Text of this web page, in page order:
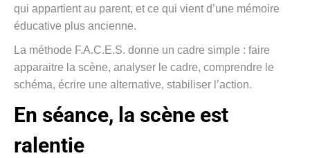
qui appartient au parent, et ce qui vient d’une mémoire
éducative plus ancienne.
La méthode F.A.C.E.S. donne un cadre simple : faire
apparaitre la scène, analyser le cadre, comprendre le
schéma, écrire une alternative, stabiliser l’action.
En séance, la scène est
ralentie